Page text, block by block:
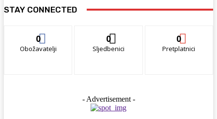
STAY CONNECTED
0
Obožavatelji
0
Sljedbenici
0
Pretplatnici
- Advertisement -